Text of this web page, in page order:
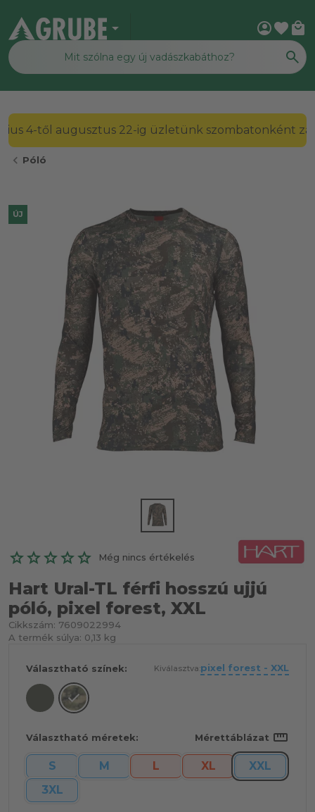
arrow_drop_down account_circlefavorite local_mall
2026. július 4-től augusztus 22-ig üzletünk
chevron_left Póló
ÚJ
Még nincs értékelés
Hart Ural-TL férfi hosszú ujjú
póló, pixel forest, XXL
Cikkszám: 7609022994
A termék súlya: 0,13 kg
Választható színek: Kiválasztva:pixel forest - XXL
Választható méretek: Mérettáblázat straighten
S M L XL
XXL
3XL